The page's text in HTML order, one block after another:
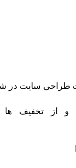
سایت در
و از تخفیف